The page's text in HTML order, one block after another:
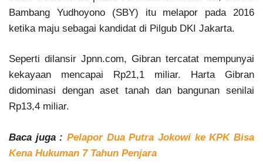
Bambang Yudhoyono (SBY) itu melapor pada 2016
ketika maju sebagai kandidat di Pilgub DKI Jakarta.
Seperti dilansir Jpnn.com, Gibran tercatat mempunyai
kekayaan mencapai Rp21,1 miliar. Harta Gibran
didominasi dengan aset tanah dan bangunan senilai
Rp13,4 miliar.
Baca juga : Pelapor Dua Putra Jokowi ke KPK Bisa
Kena Hukuman 7 Tahun Penjara